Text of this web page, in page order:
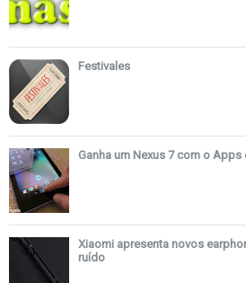
Festivales
Ganha um Nexus 7 com o Apps
Xiaomi apresenta novos
ruído